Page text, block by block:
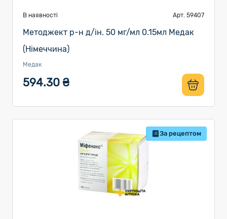
В наявності Арт. 59407
Методжект р-н д/ін. 50 мг/мл 0.15мл Медак
(Німеччина)
Медак
594.30 ₴
За рецептом